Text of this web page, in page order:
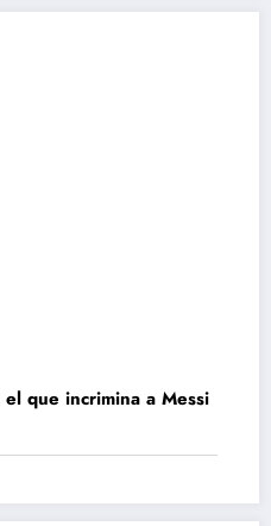
que incrimina a Messi